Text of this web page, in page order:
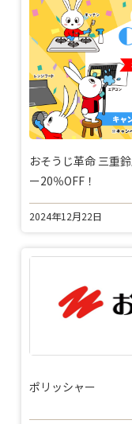
おそうじ革命 三重
ー20％OFF！
2024年12月22日
ポリッシャー